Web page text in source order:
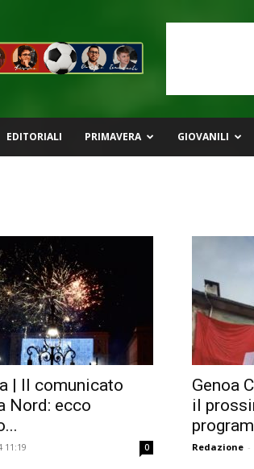
EDITORIALI PRIMAVERA GIOVANILI
| Il comunicato
Nord: ecco
11:19 0
Genoa
il
Redazione -